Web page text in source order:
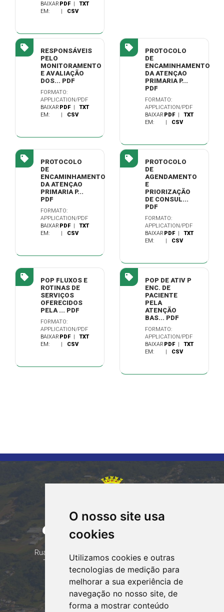
O nosso site usa
cookies
Utilizamos cookies e outras
tecnologias de medição para
melhorar a sua experiência de
navegação no nosso site, de
forma a mostrar conteúdo
BAIXAR
EM:
PDF |TXT
| CSV
RESPONSÁVEIS
PELO
MONITORAMENTO
E AVALIAÇÃO
DOS... PDF
FORMATO:
APPLICATION/PDF
BAIXAR
EM:
PDF |TXT
| CSV
PROTOCOLO
DE
ENCAMINHAMENTO
DA ATENÇAO
PRIMARIA P...
PDF
FORMATO:
APPLICATION/PDF
BAIXAR
EM:
PDF |TXT
| CSV
PROTOCOLO
DE
ENCAMINHAMENTO
DA ATENÇAO
PRIMARIA P...
PDF
FORMATO:
APPLICATION/PDF
BAIXAR
EM:
PDF |TXT
| CSV
PROTOCOLO
DE
AGENDAMENTO
E
PRIORIZAÇÃO
DE CONSUL...
PDF
FORMATO:
APPLICATION/PDF
BAIXAR
EM:
PDF |TXT
| CSV
POP FLUXOS E
ROTINAS DE
SERVIÇOS
OFERECIDOS
PELA ... PDF
FORMATO:
APPLICATION/PDF
BAIXAR
EM:
PDF |TXT
| CSV
POP DE ATIV P
ENC. DE
PACIENTE
PELA
ATENÇÃO
BAS... PDF
FORMATO:
APPLICATION/PDF
BAIXAR
EM:
PDF |TXT
| CSV
CORUMBATAÍ DO SUL
PARANÁ
Rua Tocantins 153 Corumbataí - CEP: 86.970-000
Telefone: (44) 99935-8828, (44) 99935-8839
contato@corumbataidosul.pr.gov.br
Atendimento